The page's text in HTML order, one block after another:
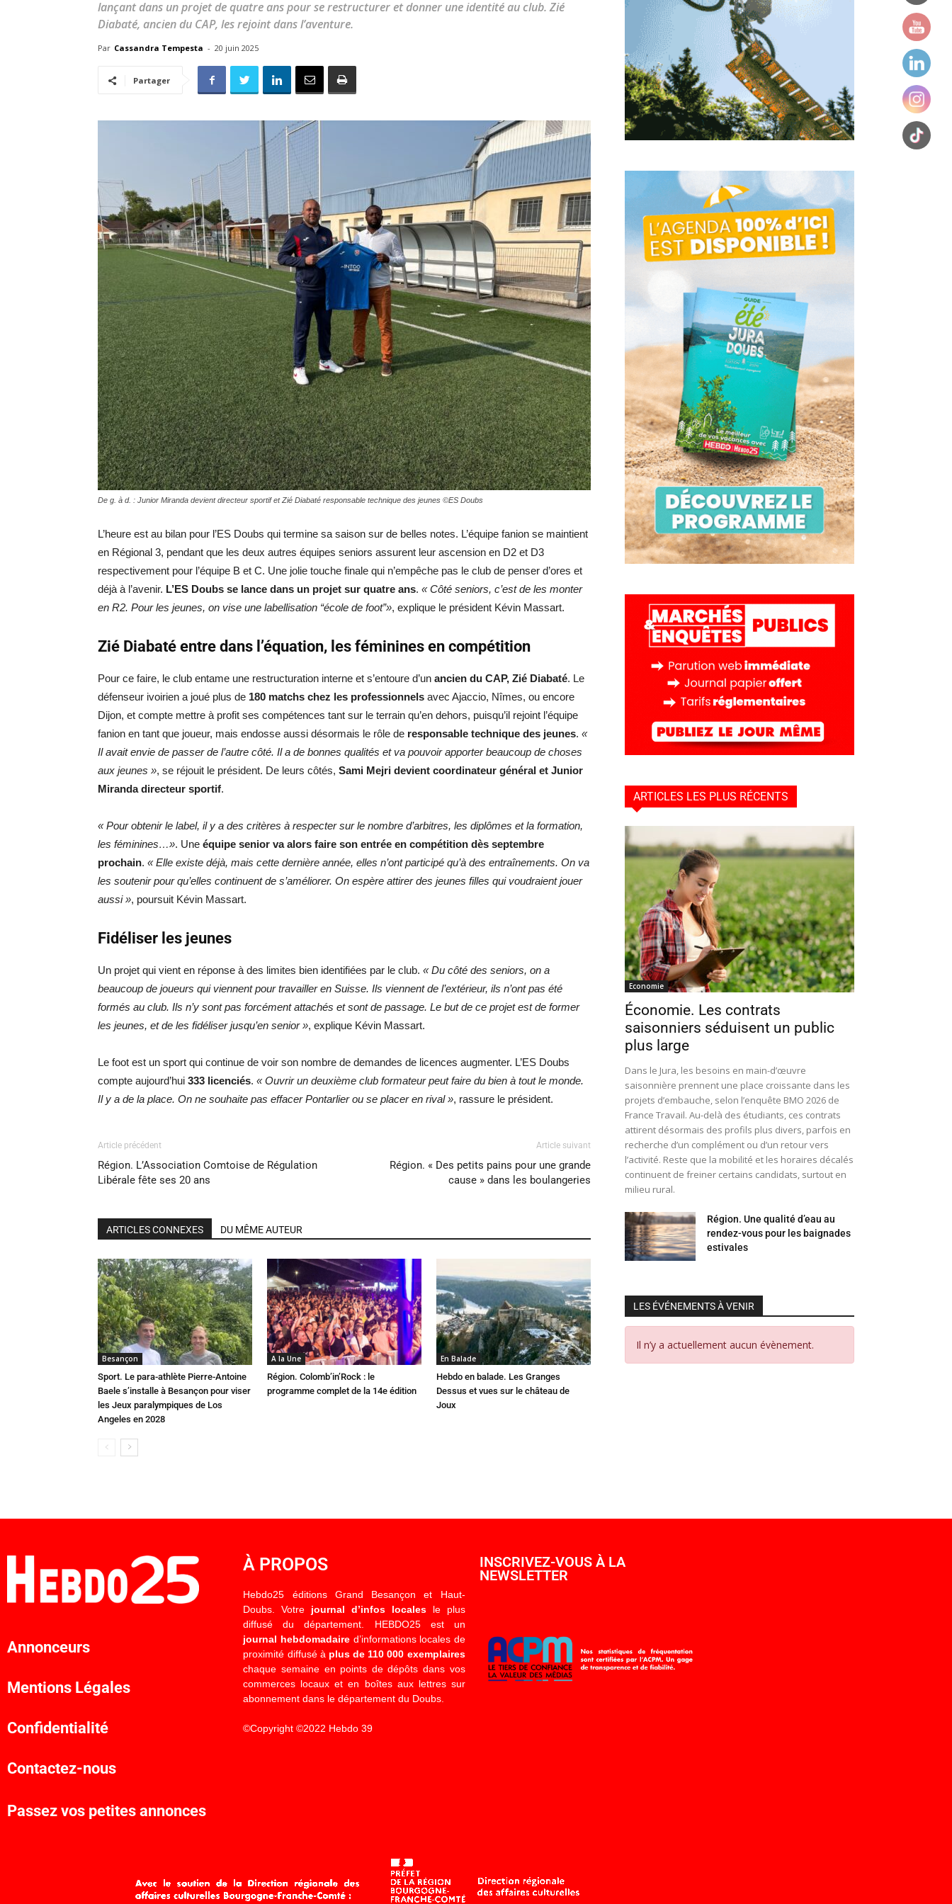
toute
locale
–
Hebdo25
lançant dans un projet de quatre ans pour se restructurer et donner une identité au club. Zié
Diabaté, ancien du CAP, les rejoint dans l’aventure.
Par Cassandra Tempesta - 20 juin 2025
Partager
De g. à d. : Junior Miranda devient directeur sportif et Zié Diabaté responsable technique des jeunes ©ES Doubs
L’heure est au bilan pour l’ES Doubs qui termine sa saison sur de belles notes. L’équipe fanion se maintient
en Régional 3, pendant que les deux autres équipes seniors assurent leur ascension en D2 et D3
respectivement pour l’équipe B et C. Une jolie touche finale qui n’empêche pas le club de penser d’ores et
déjà à l’avenir. L’ES Doubs se lance dans un projet sur quatre ans. « Côté seniors, c’est de les monter
en R2. Pour les jeunes, on vise une labellisation “école de foot”», explique le président Kévin Massart.
Zié Diabaté entre dans l’équation, les féminines en compétition
Pour ce faire, le club entame une restructuration interne et s’entoure d’un ancien du CAP, Zié Diabaté. Le
défenseur ivoirien a joué plus de 180 matchs chez les professionnels avec Ajaccio, Nîmes, ou encore
Dijon, et compte mettre à profit ses compétences tant sur le terrain qu’en dehors, puisqu’il rejoint l’équipe
fanion en tant que joueur, mais endosse aussi désormais le rôle de responsable technique des jeunes. «
Il avait envie de passer de l’autre côté. Il a de bonnes qualités et va pouvoir apporter beaucoup de choses
aux jeunes », se réjouit le président. De leurs côtés, Sami Mejri devient coordinateur général et Junior
Miranda directeur sportif.
« Pour obtenir le label, il y a des critères à respecter sur le nombre d’arbitres, les diplômes et la formation,
les féminines…». Une équipe senior va alors faire son entrée en compétition dès septembre
prochain. « Elle existe déjà, mais cette dernière année, elles n’ont participé qu’à des entraînements. On va
les soutenir pour qu’elles continuent de s’améliorer. On espère attirer des jeunes filles qui voudraient jouer
aussi », poursuit Kévin Massart.
Fidéliser les jeunes
Un projet qui vient en réponse à des limites bien identifiées par le club. « Du côté des seniors, on a
beaucoup de joueurs qui viennent pour travailler en Suisse. Ils viennent de l’extérieur, ils n’ont pas été
formés au club. Ils n’y sont pas forcément attachés et sont de passage. Le but de ce projet est de former
les jeunes, et de les fidéliser jusqu’en senior », explique Kévin Massart.
Le foot est un sport qui continue de voir son nombre de demandes de licences augmenter. L’ES Doubs
compte aujourd’hui 333 licenciés. « Ouvrir un deuxième club formateur peut faire du bien à tout le monde.
Il y a de la place. On ne souhaite pas effacer Pontarlier ou se placer en rival », rassure le président.
Article précédent
Région. L’Association Comtoise de Régulation
Libérale fête ses 20 ans
Article suivant
Région. « Des petits pains pour une grande
cause » dans les boulangeries
ARTICLES CONNEXES DU MÊME AUTEUR
Besançon
Sport. Le para-athlète Pierre-Antoine
Baele s’installe à Besançon pour viser
les Jeux paralympiques de Los
Angeles en 2028
A la Une
Région. Colomb’in’Rock : le
programme complet de la 14e édition
En Balade
Hebdo en balade. Les Granges
Dessus et vues sur le château de
Joux
ARTICLES LES PLUS RÉCENTS
Economie
Économie. Les contrats
saisonniers séduisent un public
plus large
Dans le Jura, les besoins en main-d’œuvre
saisonnière prennent une place croissante dans les
projets d’embauche, selon l’enquête BMO 2026 de
France Travail. Au-delà des étudiants, ces contrats
attirent désormais des profils plus divers, parfois en
recherche d’un complément ou d’un retour vers
l’activité. Reste que la mobilité et les horaires décalés
continuent de freiner certains candidats, surtout en
milieu rural.
Région. Une qualité d’eau au
rendez-vous pour les baignades
estivales
LES ÉVÉNEMENTS À VENIR
Il n’y a actuellement aucun évènement.
Annonceurs
Mentions Légales
Confidentialité
Contactez-nous
Passez vos petites annonces
À PROPOS
Hebdo25 éditions Grand Besançon et Haut-
Doubs. Votre journal d’infos localesle plus
diffusé du département. HEBDO25 est un
journal hebdomadaired’informations locales de
proximité diffusé à plus de 110 000 exemplaires
chaque semaine en points de dépôts dans vos
commerces locaux et en boîtes aux lettres sur
abonnement dans le département du Doubs.
©Copyright ©2022 Hebdo 39
INSCRIVEZ-VOUS À LA
NEWSLETTER